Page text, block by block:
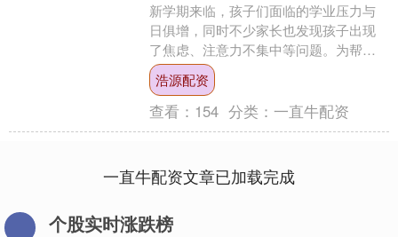
新学期来临，孩子们面临的学业压力与
日俱增，同时不少家长也发现孩子出现
了焦虑、注意力不集中等问题。为帮助
孩子们以最佳状态迎接新学期，9月1日
下午和9月3日下午，特....
浩源配资
查看： 154 分类： 一直牛配资
一直牛配资文章已加载完成
个股实时涨跌榜